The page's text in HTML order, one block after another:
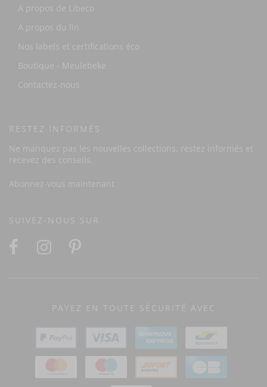
A propos de Libeco
A propos du lin
Nos labels et certifications éco
Boutique - Meulebeke
Contactez-nous
RESTEZ INFORMÉS
Ne manquez pas les nouvelles collections, restez informés et
recevez des conseils.
Abonnez-vous maintenant
SUIVEZ-NOUS SUR
PAYEZ EN TOUTE SÉCURITÉ AVEC